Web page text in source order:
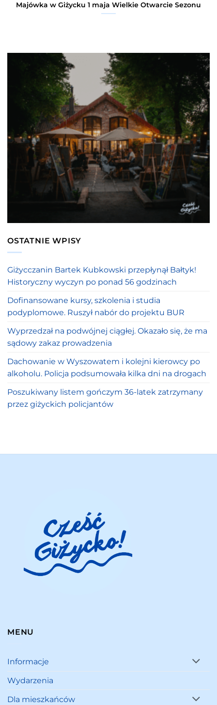
Majówka w Giżycku 1 maja Wielkie Otwarcie Sezonu
OSTATNIE WPISY
Giżycczanin Bartek Kubkowski przepłynął Bałtyk!
Historyczny wyczyn po ponad 56 godzinach
Dofinansowane kursy, szkolenia i studia
podyplomowe. Ruszył nabór do projektu BUR
Wyprzedzał na podwójnej ciągłej. Okazało się, że ma
sądowy zakaz prowadzenia
Dachowanie w Wyszowatem i kolejni kierowcy po
alkoholu. Policja podsumowała kilka dni na drogach
Poszukiwany listem gończym 36-latek zatrzymany
przez giżyckich policjantów
MENU
Informacje
Wydarzenia
Dla mieszkańców